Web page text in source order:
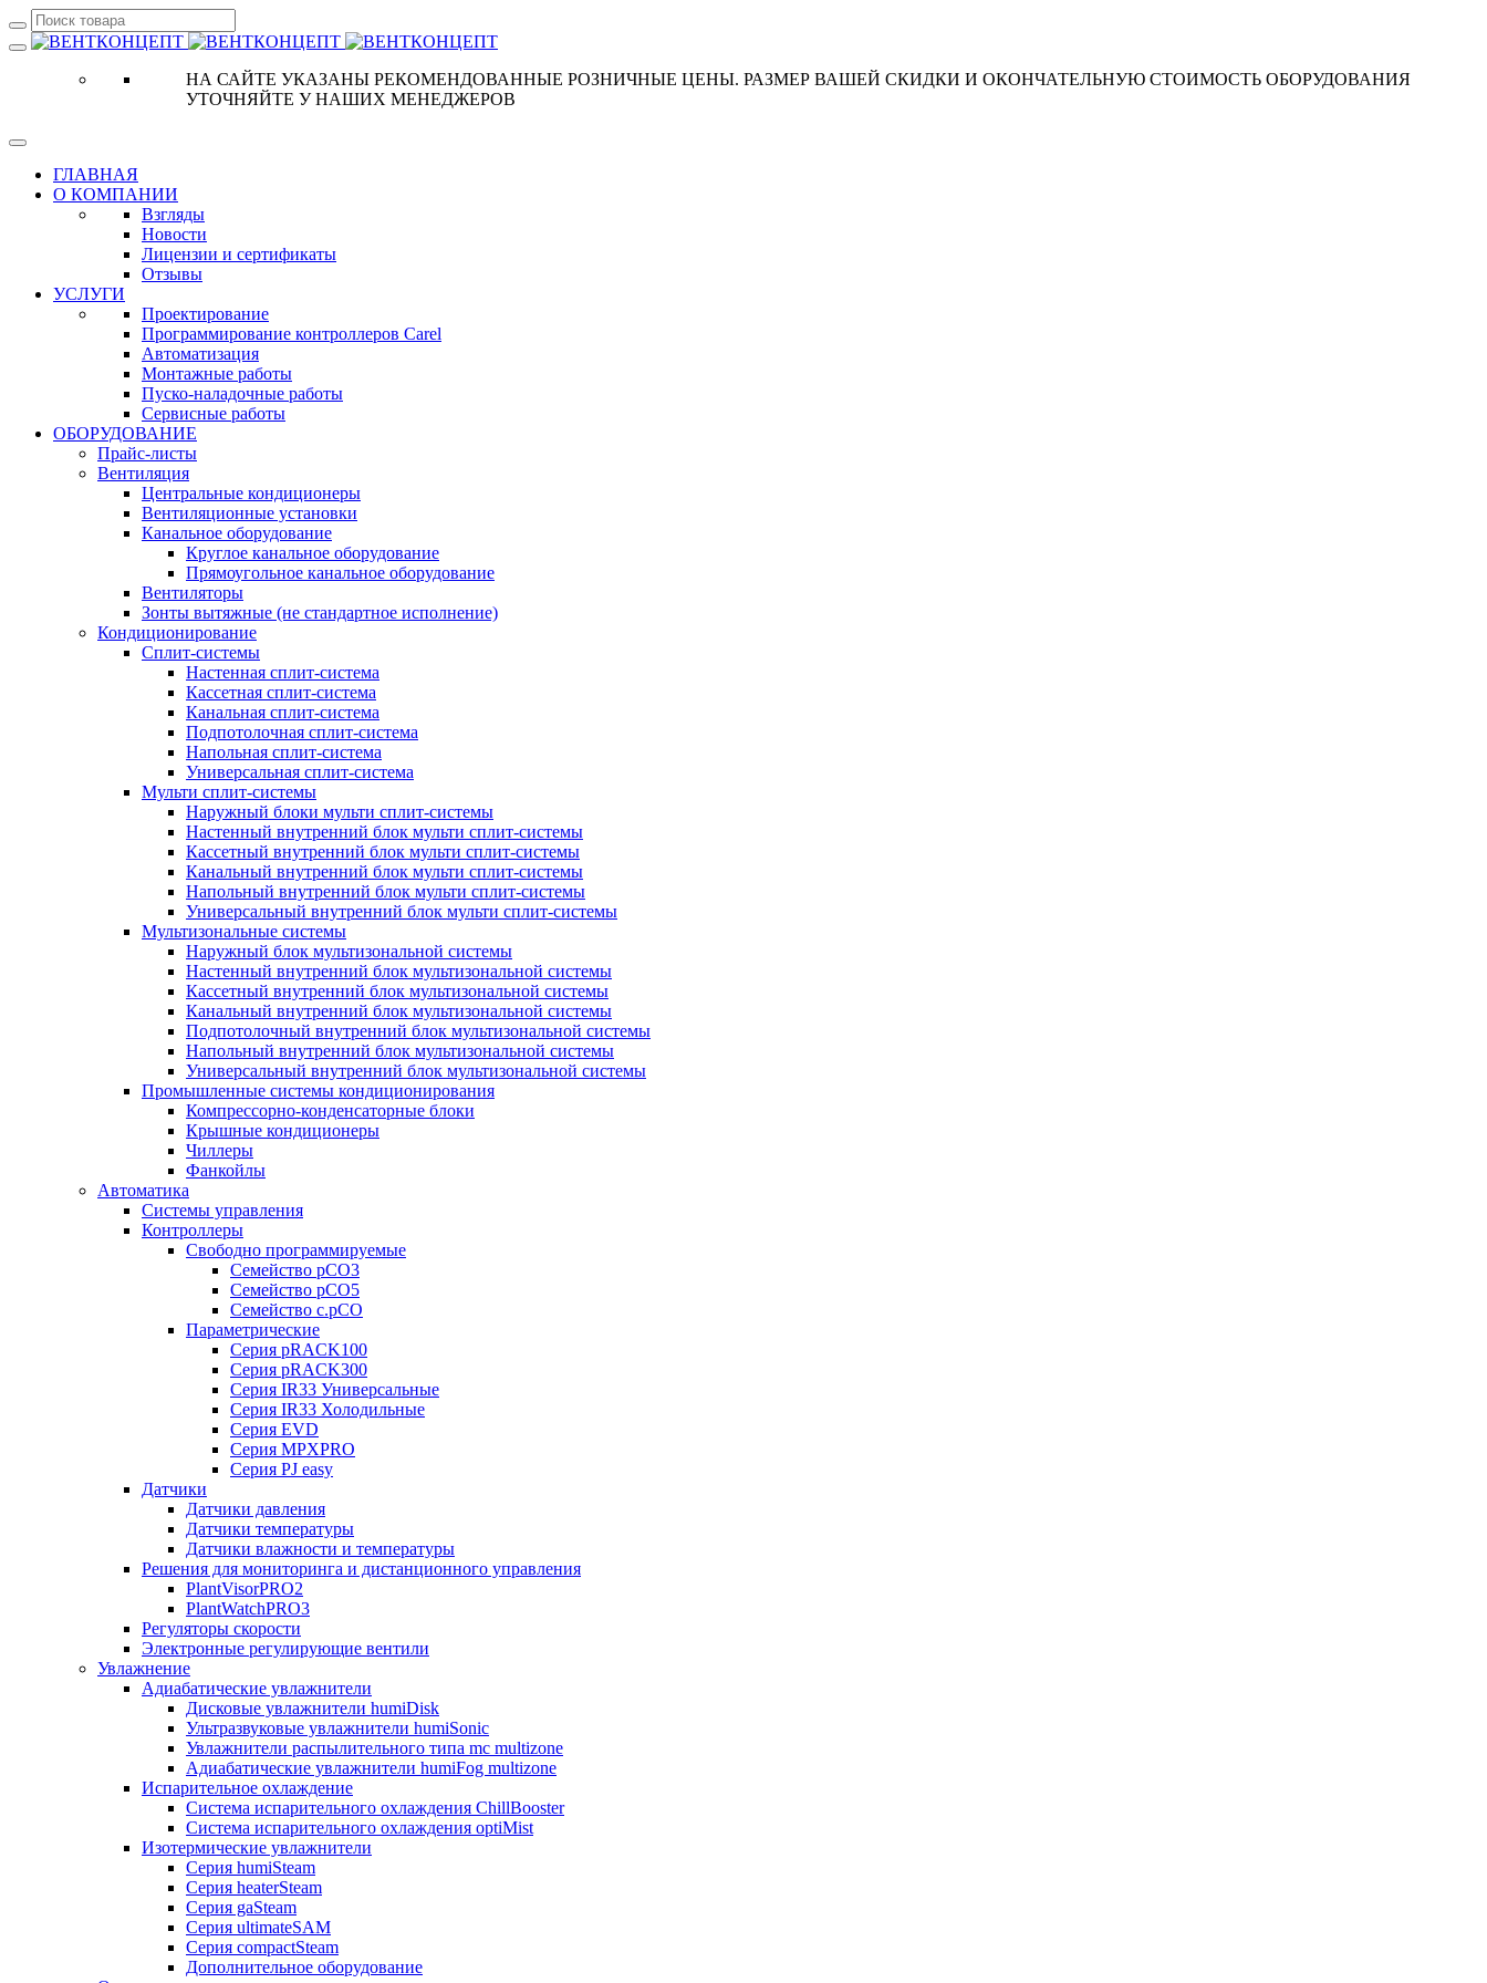
НА САЙТЕ УКАЗАНЫ РЕКОМЕНДОВАННЫЕ РОЗНИЧНЫЕ ЦЕНЫ. РАЗМЕР ВАШЕЙ СКИДКИ И ОКОНЧАТЕЛЬНУЮ СТОИМОСТЬ ОБОРУДОВАНИЯ
УТОЧНЯЙТЕ У НАШИХ МЕНЕДЖЕРОВ
ГЛАВНАЯ
О КОМПАНИИ
Взгляды
Новости
Лицензии и сертификаты
Отзывы
УСЛУГИ
Проектирование
Программирование контроллеров Carel
Автоматизация
Монтажные работы
Пуско-наладочные работы
Сервисные работы
ОБОРУДОВАНИЕ
Прайс-листы
Вентиляция
Центральные кондиционеры
Вентиляционные установки
Канальное оборудование
Круглое канальное оборудование
Прямоугольное канальное оборудование
Вентиляторы
Зонты вытяжные (не стандартное исполнение)
Кондиционирование
Сплит-системы
Настенная сплит-система
Кассетная сплит-система
Канальная сплит-система
Подпотолочная сплит-система
Напольная сплит-система
Универсальная сплит-система
Мульти сплит-системы
Наружный блоки мульти сплит-системы
Настенный внутренний блок мульти сплит-системы
Кассетный внутренний блок мульти сплит-системы
Канальный внутренний блок мульти сплит-системы
Напольный внутренний блок мульти сплит-системы
Универсальный внутренний блок мульти сплит-системы
Мультизональные системы
Наружный блок мультизональной системы
Настенный внутренний блок мультизональной системы
Кассетный внутренний блок мультизональной системы
Канальный внутренний блок мультизональной системы
Подпотолочный внутренний блок мультизональной системы
Напольный внутренний блок мультизональной системы
Универсальный внутренний блок мультизональной системы
Промышленные системы кондиционирования
Компрессорно-конденсаторные блоки
Крышные кондиционеры
Чиллеры
Фанкойлы
Автоматика
Системы управления
Контроллеры
Свободно программируемые
Семейство pCO3
Семейство pCO5
Семейство c.pCO
Параметрические
Серия pRACK100
Серия pRACK300
Серия IR33 Универсальные
Серия IR33 Холодильные
Серия EVD
Серия MPXPRO
Серия PJ easy
Датчики
Датчики давления
Датчики температуры
Датчики влажности и температуры
Решения для мониторинга и дистанционного управления
PlantVisorPRO2
PlantWatchPRO3
Регуляторы скорости
Электронные регулирующие вентили
Увлажнение
Адиабатические увлажнители
Дисковые увлажнители humiDisk
Ультразвуковые увлажнители humiSonic
Увлажнители распылительного типа mc multizone
Адиабатические увлажнители humiFog multizone
Испарительное охлаждение
Система испарительного охлаждения ChillBooster
Система испарительного охлаждения optiMist
Изотермические увлажнители
Серия humiSteam
Серия heaterSteam
Серия gaSteam
Серия ultimateSAM
Серия compactSteam
Дополнительное оборудование